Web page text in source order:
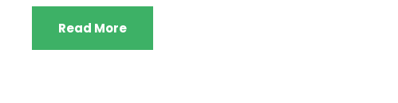
Read More